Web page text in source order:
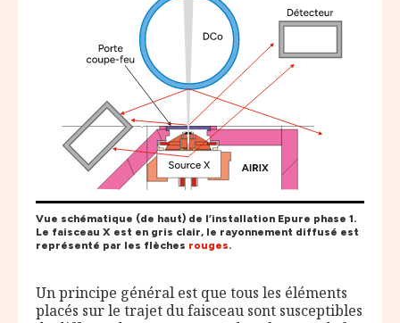
Vue schématique (de haut) de l’installation Epure phase 1.
Le faisceau X est en gris clair, le rayonnement diffusé est
représenté par les flèches rouges.
Un principe général est que tous les éléments
placés sur le trajet du faisceau sont susceptibles